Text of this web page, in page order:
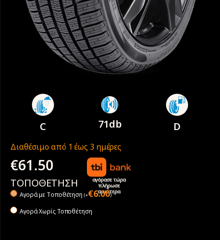
C 71db D
Διαθέσιμο από 1 έως 3 ημέρες
€61.50
αγόρασε τώρα
πλήρωσε
αργότερα
ΤΟΠΟΘΕΤΗΣΗ
Αγορά με Tοποθέτηση (+€6.00)
Αγορά Χωρίς Τοποθέτηση